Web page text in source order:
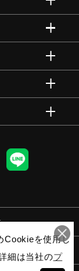
Cookieを使用し
細は当社のプ